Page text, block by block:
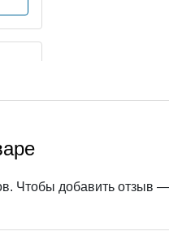
м
Чтобы добавить отзыв —